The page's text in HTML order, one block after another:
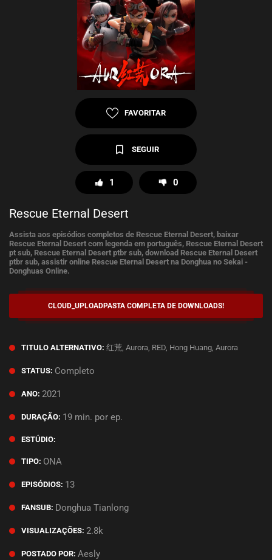
FAVORITAR
SEGUIR
1 0
Rescue Eternal Desert
Assista aos episódios completos de Rescue Eternal Desert, baixar
Rescue Eternal Desert com legenda em português, Rescue Eternal Desert
pt sub, Rescue Eternal Desert ptbr sub, download Rescue Eternal Desert
ptbr sub, assistir online Rescue Eternal Desert na Donghua no Sekai -
Donghuas Online.
CLOUD_UPLOADPASTA COMPLETA DE DOWNLOADS!
TITULO ALTERNATIVO: 红荒, Aurora, RED, Hong Huang, Aurora
STATUS: Completo
ANO: 2021
DURAÇÃO: 19 min. por ep.
ESTÚDIO:
TIPO: ONA
EPISÓDIOS: 13
FANSUB: Donghua Tianlong
VISUALIZAÇÕES: 2.8k
POSTADO POR: Aesly